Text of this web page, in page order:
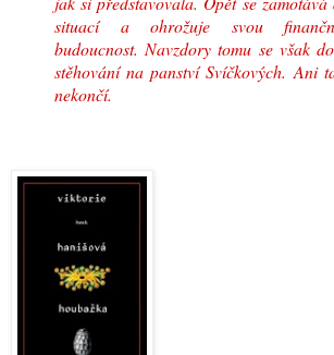
situací a ohrožuje svou
budoucnost. Navzdory tomu se však
stěhování na panství Svíčkových. Ani
nekončí.